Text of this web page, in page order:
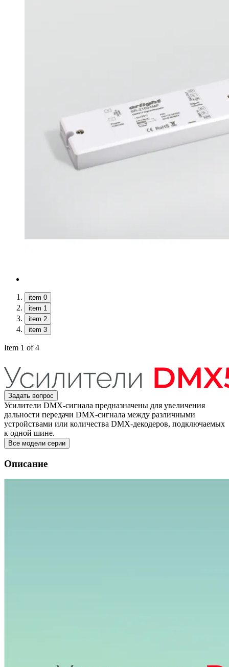
item 0
item 1
item 2
item 3
Item 1 of 4
Задать вопрос
Усилители DMX-сигнала предназначены для увеличения
дальности передачи DMX-сигнала между различными
устройствами или количества DMX-декодеров, подключаемых
к одной шине.
Все модели серии
Описание